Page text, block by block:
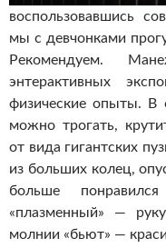
воспользовавшись
мы с девчонками
Рекомендуем.
энтерактивных
физические опыты. В
можно трогать,
от вида гигантских
из больших колец,
больше
«плазменный» —
молнии «бьют» —